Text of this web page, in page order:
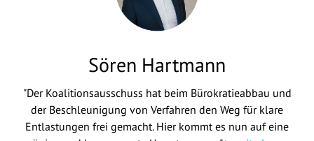
Sören Hartmann
"Der Koalitionsausschuss hat beim Bürokratieabbau und
der Beschleunigung von Verfahren den Weg für klare
Entlastungen frei gemacht. Hier kommt es nun auf eine